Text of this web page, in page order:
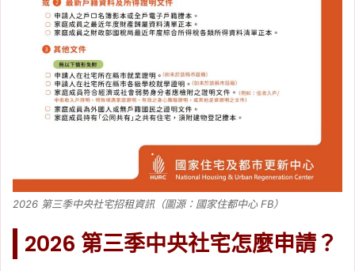
2026 第三季中央社宅招租資訊（圖源：國家住都中心 FB）
2026 第三季中央社宅怎麼申請？